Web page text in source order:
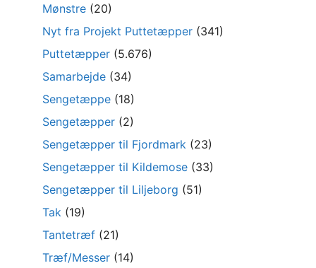
Mønstre (20)
Nyt fra Projekt Puttetæpper (341)
Puttetæpper (5.676)
Samarbejde (34)
Sengetæppe (18)
Sengetæpper (2)
Sengetæpper til Fjordmark (23)
Sengetæpper til Kildemose (33)
Sengetæpper til Liljeborg (51)
Tak (19)
Tantetræf (21)
Træf/Messer (14)